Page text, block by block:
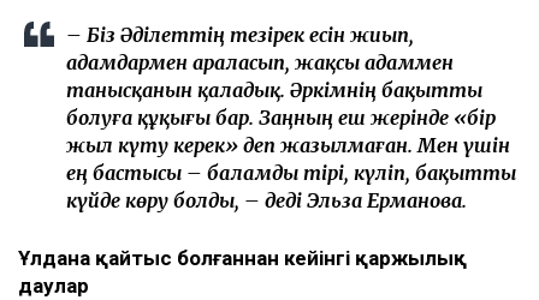
– Біз Әділеттің тезірек есін жиып,
адамдармен араласып, жақсы адаммен
танысқанын қаладық. Әркімнің бақытты
болуға құқығы бар. Заңның еш жерінде «бір
жыл күту керек» деп жазылмаған. Мен үшін
ең бастысы – баламды тірі, күліп, бақытты
күйде көру болды, – деді Эльза Ерманова.
Ұлдана қайтыс болғаннан кейінгі қаржылық
даулар